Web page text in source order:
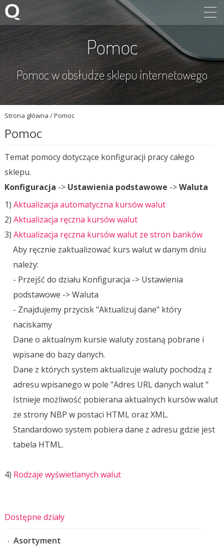
Pomoc
Pomoc w obsłudze sklepu internetowego
Strona główna /Pomoc
Dostępne działy
Asortyment
Pomoc
Temat pomocy dotyczące konfiguracji pracy całego
sklepu.
Konfiguracja -> Ustawienia podstawowe ->Waluta
1) Aktualizacja automatyczna kursów walut
2) Aktualizacja ręczna kursów walut
3) Aktualizacja ręczna kursów walut ze stron banków
Aby ręcznie zaktualizować kurs walut w danym dniu
należy:
- Przejść do działu Konfiguracja -> Ustawienia
podstawowe -> Waluta
- Znajdujemy przycisk "Aktualizuj dane" który
naciskamy
Dane o aktualnym kursie waluty zostaną pobrane i
wpisane do bazy danych.
Dane z których system aktualizuje waluty pochodzą z
adresu wpisanego w pole "Adres URL danych walut "
Istnieje możliwość pobierana aktualnych kursów walut
ze strony NBP w postaci HTML oraz XML.
Standardowo system pobiera dane z adresu gdzie jest
tabela HTML.
4) Rodzaje wyświetlanych walut